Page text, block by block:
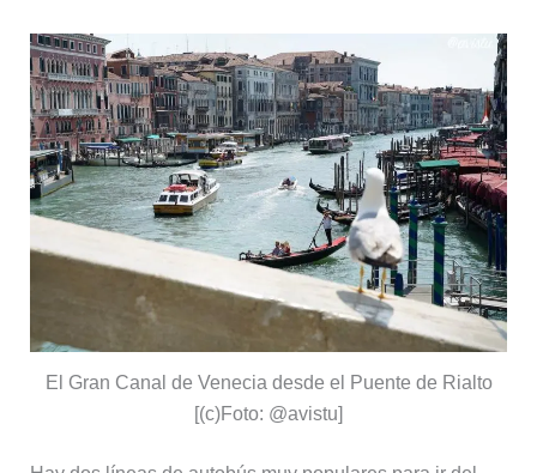
El Gran Canal de Venecia desde el Puente de Rialto
[(c)Foto: @avistu]